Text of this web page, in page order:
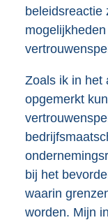
beleidsreactie
Zoals ik in het
opgemerkt
bij het
waarin
worden. Mijn